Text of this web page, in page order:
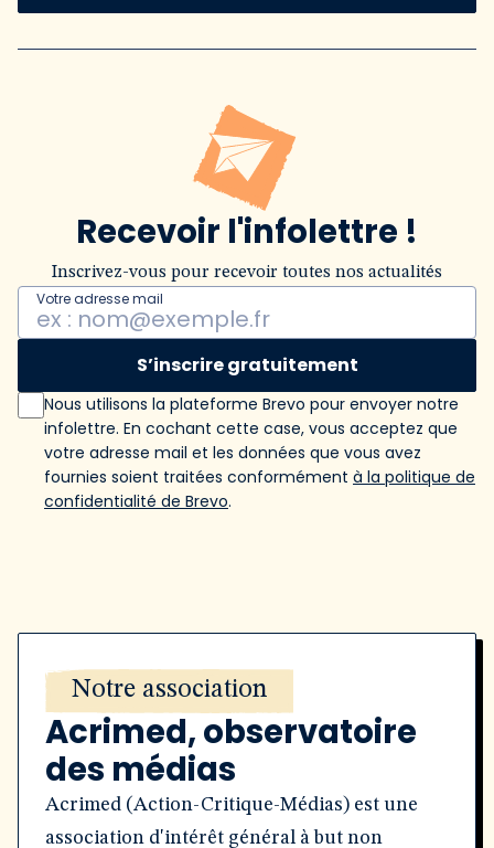
Recevoir l'infolettre !
Inscrivez-vous pour recevoir toutes nos actualités
Votre adresse mail
S’inscrire gratuitement
Nous utilisons la plateforme Brevo pour envoyer notre
infolettre. En cochant cette case, vous acceptez que
votre adresse mail et les données que vous avez
fournies soient traitées conformément à la politique de
confidentialité de Brevo.
Notre association
Acrimed, observatoire
des médias
Acrimed (Action-Critique-Médias) est une
association d'intérêt général à but non